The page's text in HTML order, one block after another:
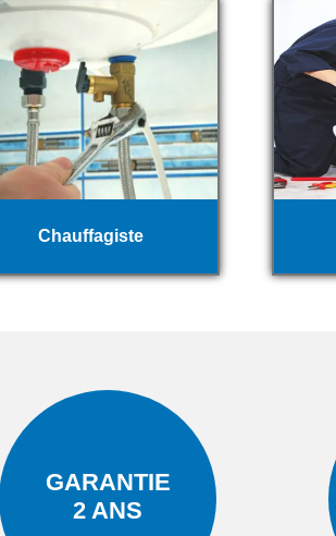
Chauffagiste
GARANTIE
2 ANS